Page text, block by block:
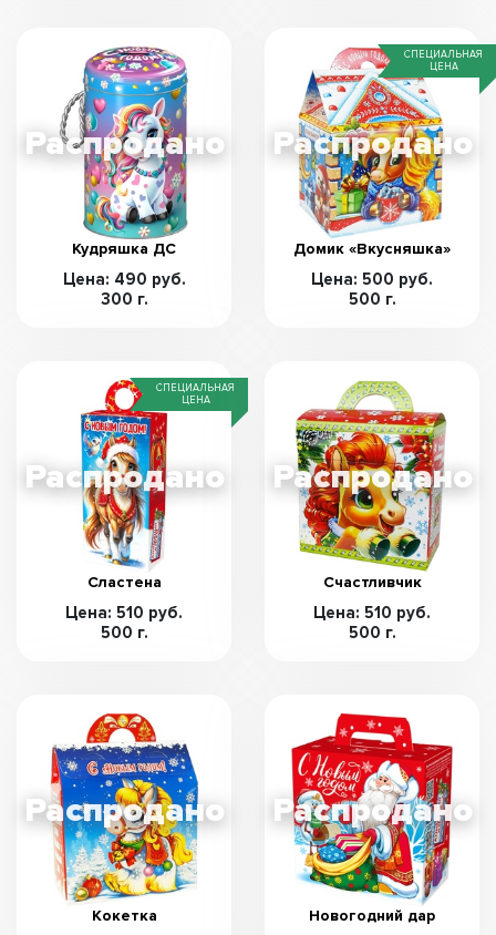
Кудряшка ДС
Цена: 490 руб.
300 г.
СПЕЦИАЛЬНАЯ
ЦЕНА
Домик «Вкусняшка»
Цена: 500 руб.
500 г.
СПЕЦИАЛЬНАЯ
ЦЕНА
Сластена
Цена: 510 руб.
500 г.
Счастливчик
Цена: 510 руб.
500 г.
Кокетка Новогодний дар